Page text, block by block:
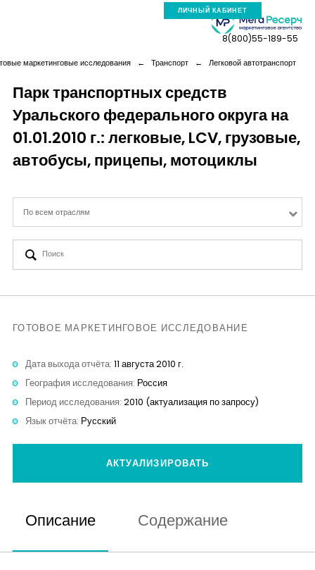
ЛИЧНЫЙ КАБИНЕТ
Компания
Услуги
Новая реальность
Кейсы
Контакты
8(800)55-189-55
маркетинговые исследования ← Транспорт ← Легковой автотранспорт
Парк транспортных средств
Уральского федерального округа на
01.01.2010 г.: легковые, LCV, грузовые,
автобусы, прицепы, мотоциклы
По всем отраслям
ГОТОВОЕ МАРКЕТИНГОВОЕ ИССЛЕДОВАНИЕ
Дата выхода отчёта: 11 августа 2010 г.
География исследования: Россия
Период исследования: 2010 (актуализация по запросу)
Язык отчёта: Русский
АКТУАЛИЗИРОВАТЬ
Описание Содержание